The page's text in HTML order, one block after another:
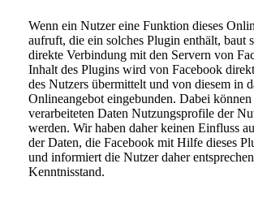
Wenn ein Nutzer eine Funktion dieses
aufruft, die ein solches Plugin enthält, baut
direkte Verbindung mit den Servern von
Inhalt des Plugins wird von Facebook
des Nutzers übermittelt und von diesem in
Onlineangebot eingebunden. Dabei können
verarbeiteten Daten Nutzungsprofile der
werden. Wir haben daher keinen Einfluss
der Daten, die Facebook mit Hilfe dieses
und informiert die Nutzer daher
Kenntnisstand.